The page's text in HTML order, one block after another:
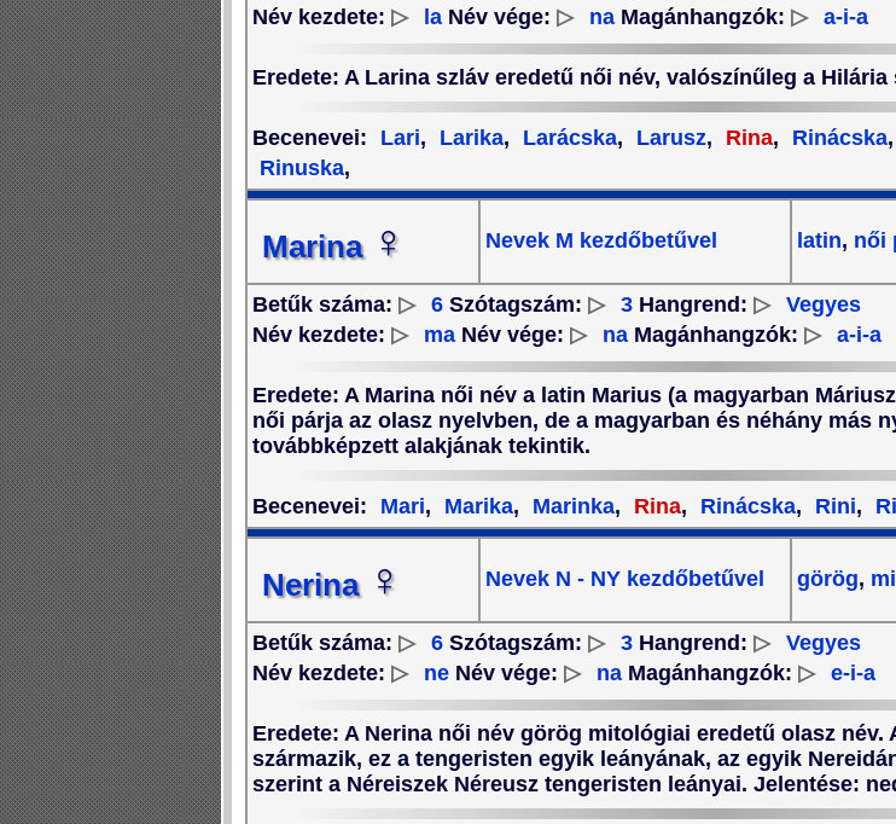
Név kezdete: ▷ la Név vége: ▷ na Magánhangzók: ▷ a-i-a
Eredete: A Larina szláv eredetű női név, valószínűleg a Hilária
Becenevei: Lari, Larika, Larácska, Larusz, Rina, Rinácska,
Rinuska,
Marina ♀ Nevek M kezdőbetűvel latin, női
Betűk száma: ▷ 6 Szótagszám: ▷ 3 Hangrend: ▷
Vegyes
Név kezdete: ▷ ma Név vége: ▷ na Magánhangzók: ▷ a-i-a
Eredete: A Marina női név a latin Marius (a magyarban
női párja az olasz nyelvben, de a magyarban és néhány más
továbbképzett alakjának tekintik.
Becenevei: Mari, Marika, Marinka, Rina, Rinácska, Rini,
Nerina ♀ Nevek N - NY kezdőbetűvel görög,
Betűk száma: ▷ 6 Szótagszám: ▷ 3 Hangrend: ▷
Vegyes
Név kezdete: ▷ ne Név vége: ▷ na Magánhangzók: ▷ e-i-a
Eredete: A Nerina női név görög mitológiai eredetű olasz név.
származik, ez a tengeristen egyik leányának, az egyik
szerint a Néreiszek Néreusz tengeristen leányai. Jelentése: